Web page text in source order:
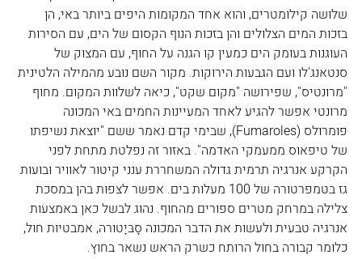
שלושה קילומטרים, והוא אחד המקומות היפים ביותר באי, הן
בזכות המים הצלולים והן בזכות הנוף הקסום של הים, עם הסירות
העוגנות בעומק הים כמעין קו הגנה על החוף, עם המצוק של
סנטאנג'לו ועם הגבעות הירוקות. מקור השם נובע מהמילה הלטינית
"מרונטיס", שפירושה "מקום שקט", כיאה לשלוות המקום. מחוף
מרונטי אפשר להגיע לאחד המעיינות החמים באי המכונה
פומרולס (Fumaroles), שבימי קדם נאמר ששם "יוצאת נשיפתו
של טיפאוס ממעמקי האדמה". באזור זה נפלטת מתחת לפני
הקרקע אנרגיה תרמית גדולה המשחררת ענני קיטור לאוויר ובועות
גז בטמפרטורה של 100 מעלות בים. אפשר לצפות בהן במסכת
צלילה במרחק מטרים ספורים מהחוף. נהוג לבשל כאן באמצעות
אנרגיה טבעית ולעשות את הדבר המכונה סָבּיָטוּרה, אמבטיות חול,
כלומר קבורה בחול הרותח כשרק הראש נשאר בחוץ.